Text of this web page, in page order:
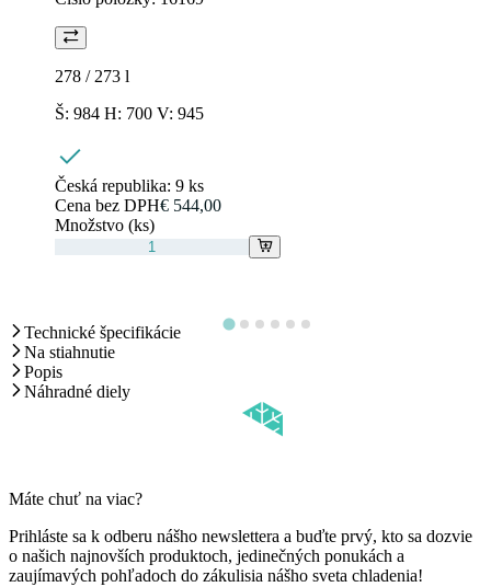
278 / 273 l
Š: 984 H: 700 V: 945
Česká republika: 9 ks
Cena bez DPH€ 544,00
Množstvo (ks)
Technické špecifikácie
Na stiahnutie
Popis
Náhradné diely
Máte chuť na viac?
Prihláste sa k odberu nášho newslettera a buďte prvý, kto sa dozvie
o našich najnovších produktoch, jedinečných ponukách a
zaujímavých pohľadoch do zákulisia nášho sveta chladenia!